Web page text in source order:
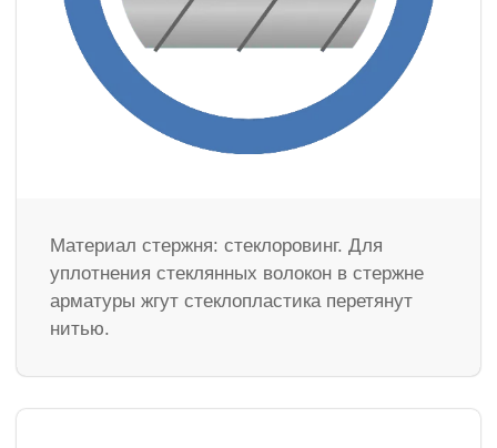
Материал стержня: стеклоровинг. Для
уплотнения стеклянных волокон в стержне
арматуры жгут стеклопластика перетянут
нитью.